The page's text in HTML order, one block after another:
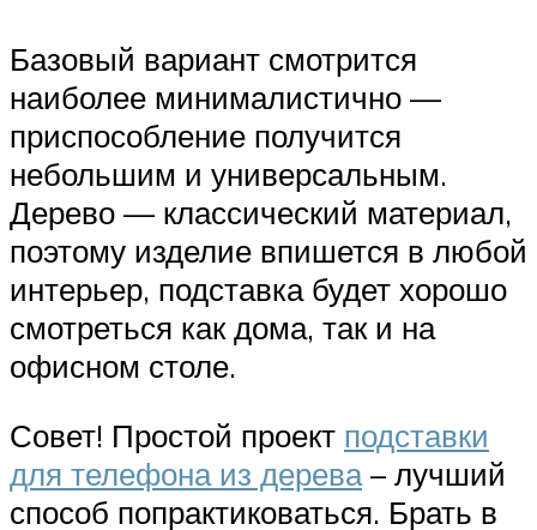
Базовый вариант смотрится
наиболее минималистично —
приспособление получится
небольшим и универсальным.
Дерево — классический материал,
поэтому изделие впишется в любой
интерьер, подставка будет хорошо
смотреться как дома, так и на
офисном столе.
Совет! Простой проект подставки
для телефона из дерева– лучший
способ попрактиковаться. Брать в